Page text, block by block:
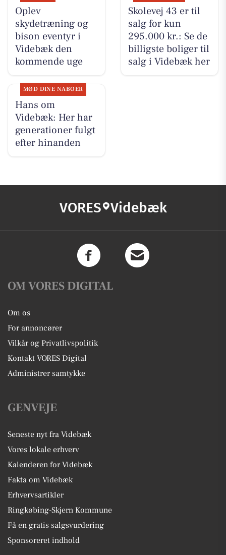
Oplev
skydetræning og
bison eventyr i
Videbæk den
kommende uge
Skolevej 43 er til
salg for kun
295.000 kr.: Se de
billigste boliger til
salg i Videbæk her
MØD DINE NABOER
Hans om
Videbæk: Her har
generationer fulgt
efter hinanden
VORES Videbæk
OM VORES DIGITAL
Om os
For annoncører
Vilkår og Privatlivspolitik
Kontakt VORES Digital
Administrer samtykke
GENVEJE
Seneste nyt fra Videbæk
Vores lokale erhverv
Kalenderen for Videbæk
Fakta om Videbæk
Erhvervsartikler
Ringkøbing-Skjern Kommune
Få en gratis salgsvurdering
Sponsoreret indhold